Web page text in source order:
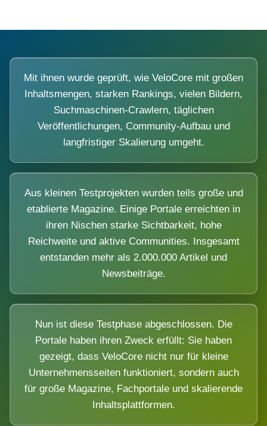
Mit ihnen wurde geprüft, wie VeloCore mit großen
Inhaltsmengen, starken Rankings, vielen Bildern,
Suchmaschinen-Crawlern, täglichen
Veröffentlichungen, Community-Aufbau und
langfristiger Skalierung umgeht.
Aus kleinen Testprojekten wurden teils große und
etablierte Magazine. Einige Portale erreichten in
ihren Nischen starke Sichtbarkeit, hohe
Reichweite und aktive Communities. Insgesamt
entstanden mehr als 2.000.000 Artikel und
Newsbeiträge.
Nun ist diese Testphase abgeschlossen. Die
Portale haben ihren Zweck erfüllt: Sie haben
gezeigt, dass VeloCore nicht nur für kleine
Unternehmensseiten funktioniert, sondern auch
für große Magazine, Fachportale und skalierende
Inhaltsplattformen.